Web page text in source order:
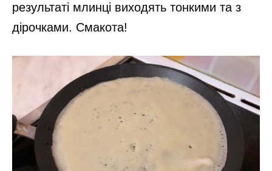
результаті млинці виходять тонкими та з
дірочками. Смакота!